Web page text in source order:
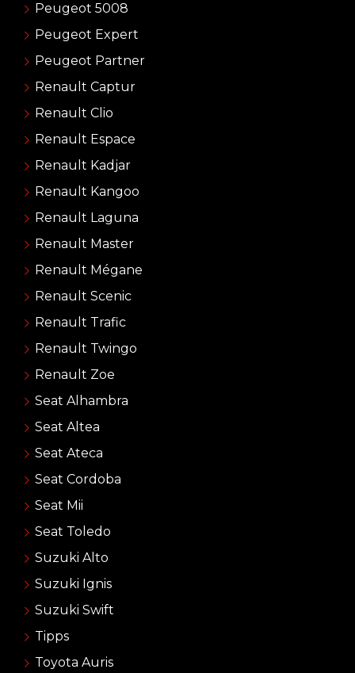
Peugeot 5008
Peugeot Expert
Peugeot Partner
Renault Captur
Renault Clio
Renault Espace
Renault Kadjar
Renault Kangoo
Renault Laguna
Renault Master
Renault Mégane
Renault Scenic
Renault Trafic
Renault Twingo
Renault Zoe
Seat Alhambra
Seat Altea
Seat Ateca
Seat Cordoba
Seat Mii
Seat Toledo
Suzuki Alto
Suzuki Ignis
Suzuki Swift
Tipps
Toyota Auris